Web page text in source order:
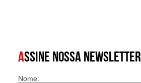
ASSINE NOSSA NEWSLETTER
Nome: